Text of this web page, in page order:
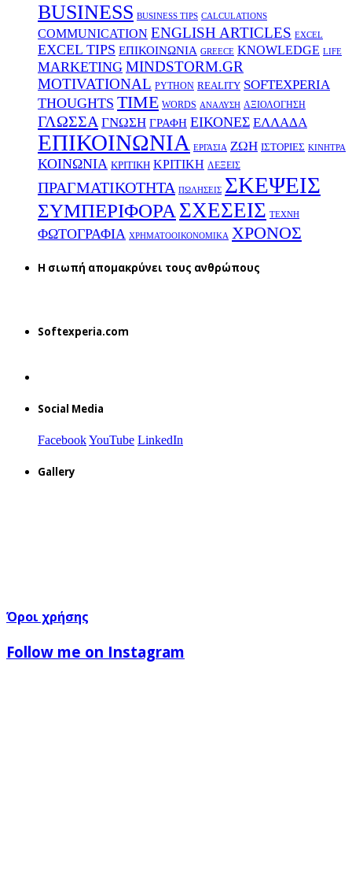
BUSINESS BUSINESS TIPS CALCULATIONS
COMMUNICATION ENGLISH ARTICLES EXCEL
EXCEL TIPS EΠΙΚΟΙΝΩΝΙΑ GREECE KNOWLEDGE LIFE
MARKETING MINDSTORM.GR
MOTIVATIONAL PYTHON REALITY SOFTEXPERIA
THOUGHTS TIME WORDS ΑΝΑΛΥΣΗ ΑΞΙΟΛΟΓΗΣΗ
ΓΛΩΣΣΑ ΓΝΩΣΗ ΓΡΑΦΗ ΕΙΚΟΝΕΣ ΕΛΛΑΔΑ
ΕΠΙΚΟΙΝΩΝΙΑ ΕΡΓΑΣΙΑ ΖΩΗ ΙΣΤΟΡΙΕΣ ΚΙΝΗΤΡΑ
ΚΟΙΝΩΝΙΑ ΚΡΙΤΙΚΗ ΚΡΙΤΙΚΗ ΛΕΞΕΙΣ
ΠΡΑΓΜΑΤΙΚΟΤΗΤΑ ΠΩΛΗΣΕΙΣ ΣΚΕΨΕΙΣ
ΣΥΜΠΕΡΙΦΟΡΑΣΧΕΣΕΙΣ ΤΕΧΝΗ
ΦΩΤΟΓΡΑΦΙΑ ΧΡΗΜΑΤΟΟΙΚΟΝΟΜΙΚΑ ΧΡΟΝΟΣ
H σιωπή απομακρύνει τους ανθρώπους
Softexperia.com
Social Media
FacebookYouTube LinkedIn
Gallery
Όροι χρήσης
Follow me on Instagram